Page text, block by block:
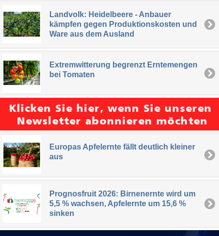
Landvolk: Heidelbeere - Anbauer
kämpfen gegen Produktionskosten und
Ware aus dem Ausland
Extremwitterung begrenzt Erntemengen
bei Tomaten
Europas Apfelernte fällt deutlich kleiner
aus
Prognosfruit 2026: Birnenernte wird um
5,5 % wachsen, Apfelernte um 15,6 %
sinken